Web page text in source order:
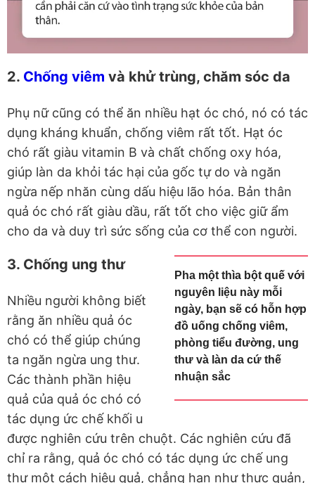
2. Chống viêm và khử trùng, chăm sóc da
Phụ nữ cũng có thể ăn nhiều hạt óc chó, nó có tác
dụng kháng khuẩn, chống viêm rất tốt. Hạt óc
chó rất giàu vitamin B và chất chống oxy hóa,
giúp làn da khỏi tác hại của gốc tự do và ngăn
ngừa nếp nhăn cùng dấu hiệu lão hóa. Bản thân
quả óc chó rất giàu dầu, rất tốt cho việc giữ ẩm
cho da và duy trì sức sống của cơ thể con người.
Pha một thìa bột quế với
nguyên liệu này mỗi
ngày, bạn sẽ có hỗn hợp
đồ uống chống viêm,
phòng tiểu đường, ung
thư và làn da cứ thế
nhuận sắc
3. Chống ung thư
Nhiều người không biết
rằng ăn nhiều quả óc
chó có thể giúp chúng
ta ngăn ngừa ung thư.
Các thành phần hiệu
quả của quả óc chó có
tác dụng ức chế khối u
được nghiên cứu trên chuột. Các nghiên cứu đã
chỉ ra rằng, quả óc chó có tác dụng ức chế ung
thư một cách hiệu quả, chẳng hạn như thực quản,